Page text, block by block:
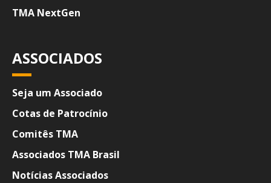
TMA NextGen
ASSOCIADOS
Seja um Associado
Cotas de Patrocínio
Comitês TMA
Associados TMA Brasil
Notícias Associados